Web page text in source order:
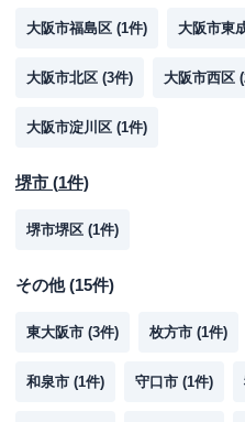
大阪市福島区 (1件) 大阪市東
大阪市北区 (3件) 大阪市西区 (
大阪市淀川区 (1件)
堺市 (1件)
堺市堺区 (1件)
その他(15件)
東大阪市 (3件) 枚方市 (1件)
和泉市 (1件) 守口市 (1件)